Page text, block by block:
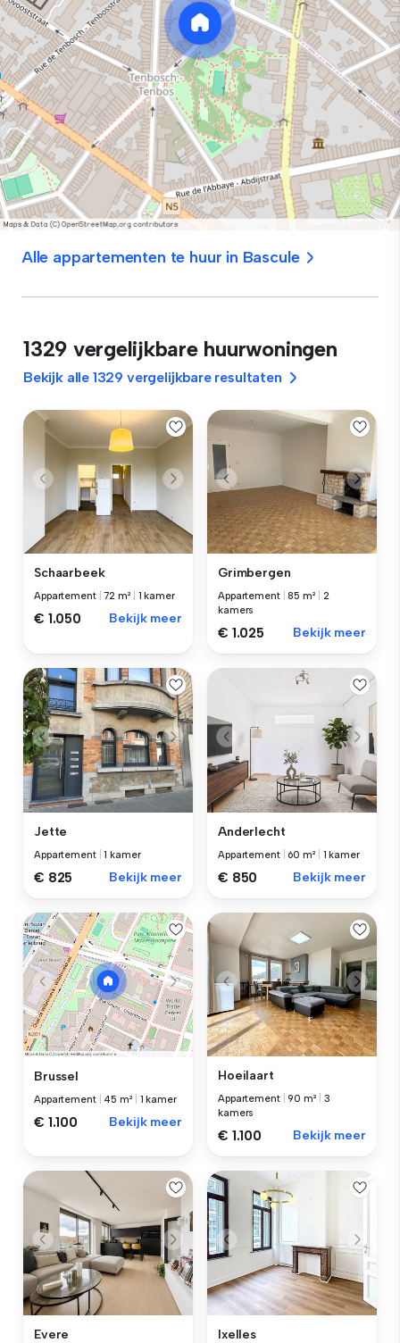
Alle appartementen te huur in Bascule
1329 vergelijkbare huurwoningen
Bekijk alle 1329 vergelijkbare resultaten
Schaarbeek
Appartement |72 m² 1 kamer
€ 1.050 Bekijk meer
Grimbergen
Appartement |85 m²
2
kamers
€ 1.025 Bekijk meer
Jette
Appartement |1 kamer
€ 825 Bekijk meer
Anderlecht
Appartement 60 m² 1 kamer
€ 850 Bekijk meer
Brussel
Appartement 45 m² 1 kamer
€ 1.100 Bekijk meer
Hoeilaart
Appartement |90 m²
3
kamers
€ 1.100 Bekijk meer
Evere Ixelles